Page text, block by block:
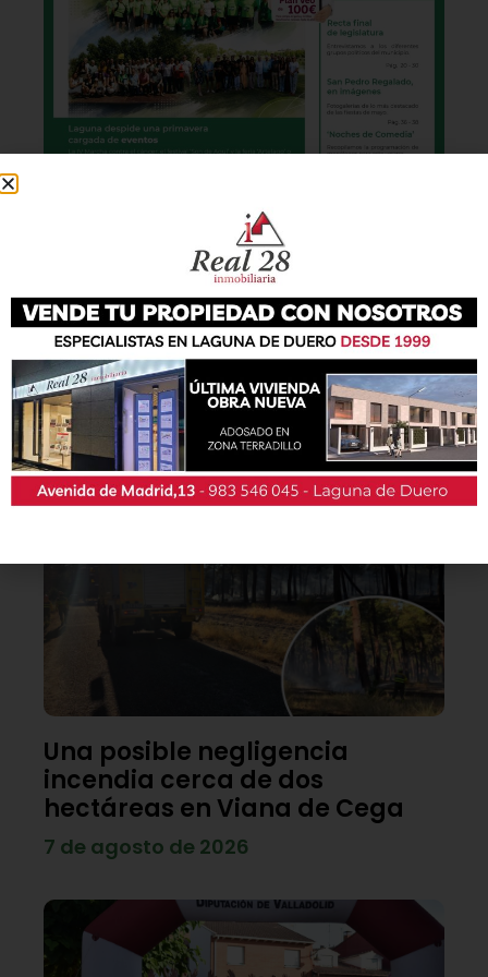
También podrás conseguir la revista en papel
de formagratuitaen todos los negocios
patrocinadores y en la Casa de las Artes.
Lo último
Una posible negligencia
incendia cerca de dos
hectáreas en Viana de Cega
7 de agosto de 2026